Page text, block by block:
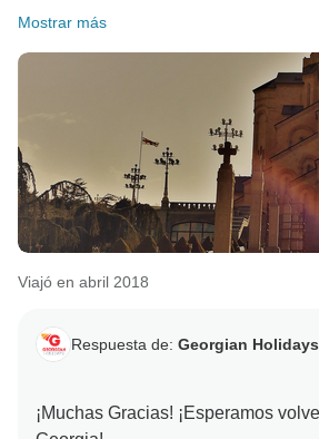
Mostrar más
Viajó en abril 2018
Respuesta de: Georgian
¡Muchas Gracias! ¡Esperamos